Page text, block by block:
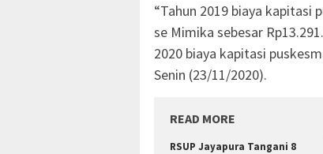
“Tahun 2019 biaya kapitasi
se Mimika sebesar
2020 biaya kapitasi
Senin (23/11/2020).
READ MORE
RSUP Jayapura Tangani 8